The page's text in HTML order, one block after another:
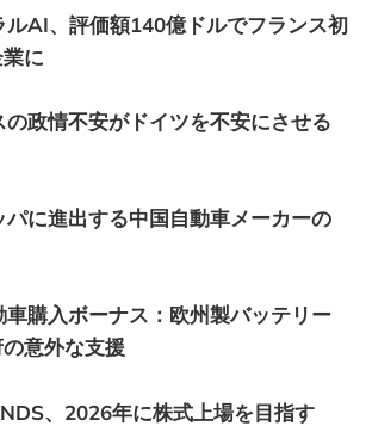
、評価額140億ドルでフランス初
に
情不安がドイツを不安にさせる
進出する中国自動車メーカーの
入ボーナス：欧州製バッテリー
意外な支援
、2026年に株式上場を目指す